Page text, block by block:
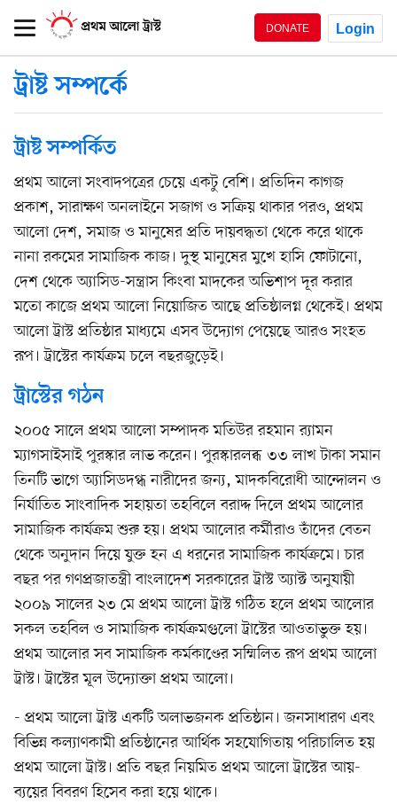
DONATE Login
ট্রাষ্ট সম্পর্কে
ট্রাষ্ট সম্পর্কিত
প্রথম আলো সংবাদপত্রের চেয়ে একটু বেশি। প্রতিদিন কাগজ
প্রকাশ, সারাক্ষণ অনলাইনে সজাগ ও সক্রিয় থাকার পরও, প্রথম
আলো দেশ, সমাজ ও মানুষের প্রতি দায়বদ্ধতা থেকে করে থাকে
নানা রকমের সামাজিক কাজ। দুস্থ মানুষের মুখে হাসি ফোটানো,
দেশ থেকে অ্যাসিড-সন্ত্রাস কিংবা মাদকের অভিশাপ দূর করার
মতো কাজে প্রথম আলো নিয়োজিত আছে প্রতিষ্ঠালগ্ন থেকেই। প্রথম
আলো ট্রাস্ট প্রতিষ্ঠার মাধ্যমে এসব উদ্যোগ পেয়েছে আরও সংহত
রূপ। ট্রাস্টের কার্যক্রম চলে বছরজুড়েই।
ট্রাস্টের গঠন
২০০৫ সালে প্রথম আলো সম্পাদক মতিউর রহমান র‌্যামন
ম্যাগসাইসাই পুরস্কার লাভ করেন। পুরস্কারলব্ধ ৩৩ লাখ টাকা সমান
তিনটি ভাগে অ্যাসিডদগ্ধ নারীদের জন্য, মাদকবিরোধী আন্দোলন ও
নির্যাতিত সাংবাদিক সহায়তা তহবিলে বরাদ্দ দিলে প্রথম আলোর
সামাজিক কার্যক্রম শুরু হয়। প্রথম আলোর কর্মীরাও তাঁদের বেতন
থেকে অনুদান দিয়ে যুক্ত হন এ ধরনের সামাজিক কার্যক্রমে। চার
বছর পর গণপ্রজাতন্ত্রী বাংলাদেশ সরকারের ট্রাস্ট অ্যাক্ট অনুযায়ী
২০০৯ সালের ২৩ মে প্রথম আলো ট্রাস্ট গঠিত হলে প্রথম আলোর
সকল তহবিল ও সামাজিক কার্যক্রমগুলো ট্রাস্টের আওতাভুক্ত হয়।
প্রথম আলোর সব সামাজিক কর্মকাণ্ডের সম্মিলিত রূপ প্রথম আলো
ট্রাস্ট। ট্রাস্টের মূল উদ্যোক্তা প্রথম আলো।
- প্রথম আলো ট্রাস্ট একটি অলাভজনক প্রতিষ্ঠান। জনসাধারণ এবং
বিভিন্ন কল্যাণকামী প্রতিষ্ঠানের আর্থিক সহযোগিতায় পরিচালিত হয়
প্রথম আলো ট্রাস্ট। প্রতি বছর নিয়মিত প্রথম আলো ট্রাস্টের আয়-
ব্যয়ের বিবরণ হিসেব করা হয়ে থাকে।